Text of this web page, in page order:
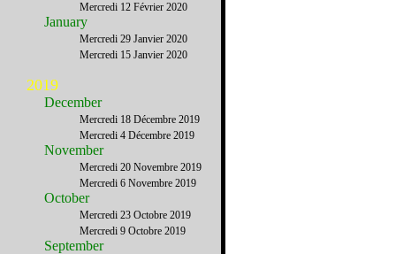
Mercredi 12 Février 2020
January
Mercredi 29 Janvier 2020
Mercredi 15 Janvier 2020
2019
December
Mercredi 18 Décembre 2019
Mercredi 4 Décembre 2019
November
Mercredi 20 Novembre 2019
Mercredi 6 Novembre 2019
October
Mercredi 23 Octobre 2019
Mercredi 9 Octobre 2019
September